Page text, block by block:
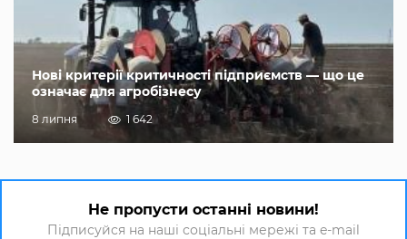
Нові критерії критичності підприємств — що це
означає для агробізнесу
8 липня 1 642
Не пропусти останні новини!
Підписуйся на наші соціальні мережі та e-mail